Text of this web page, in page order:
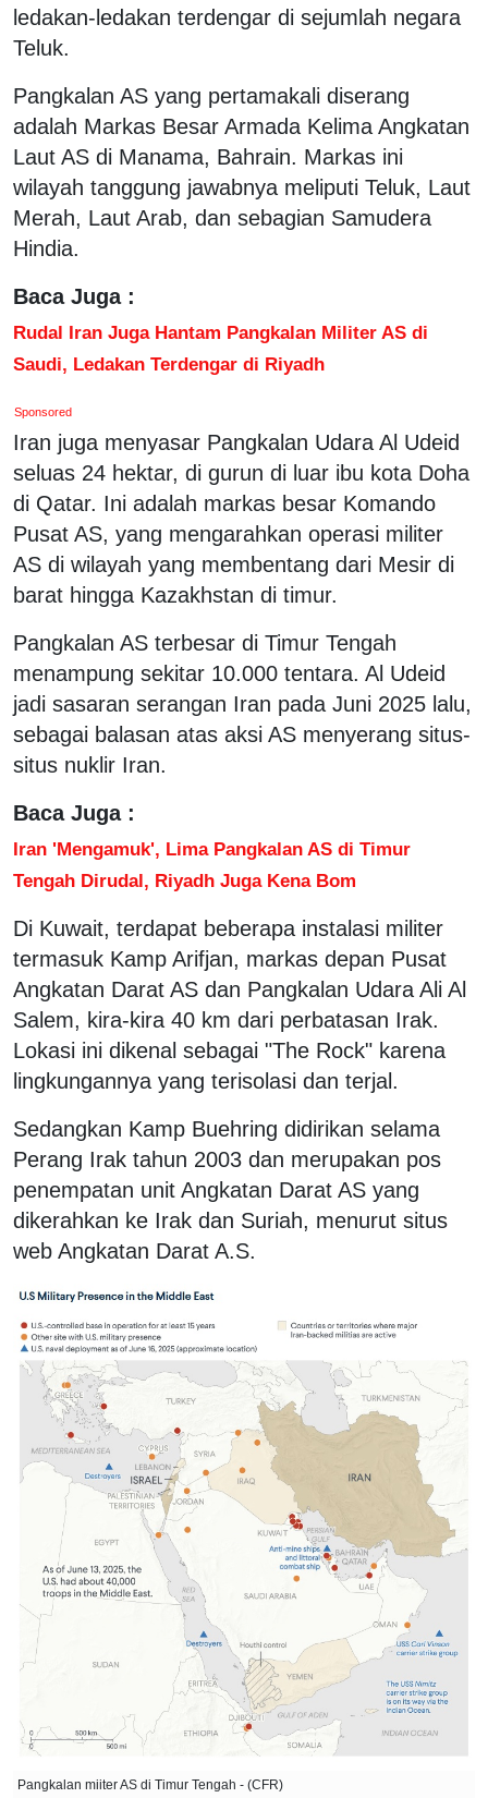
ledakan-ledakan terdengar di sejumlah negara
Teluk.
Pangkalan AS yang pertamakali diserang
adalah Markas Besar Armada Kelima Angkatan
Laut AS di Manama, Bahrain. Markas ini
wilayah tanggung jawabnya meliputi Teluk, Laut
Merah, Laut Arab, dan sebagian Samudera
Hindia.
Baca Juga :
Rudal Iran Juga Hantam Pangkalan Militer AS di
Saudi, Ledakan Terdengar di Riyadh
Sponsored
Iran juga menyasar Pangkalan Udara Al Udeid
seluas 24 hektar, di gurun di luar ibu kota Doha
di Qatar. Ini adalah markas besar Komando
Pusat AS, yang mengarahkan operasi militer
AS di wilayah yang membentang dari Mesir di
barat hingga Kazakhstan di timur.
Pangkalan AS terbesar di Timur Tengah
menampung sekitar 10.000 tentara. Al Udeid
jadi sasaran serangan Iran pada Juni 2025 lalu,
sebagai balasan atas aksi AS menyerang situs-
situs nuklir Iran.
Baca Juga :
Iran 'Mengamuk', Lima Pangkalan AS di Timur
Tengah Dirudal, Riyadh Juga Kena Bom
Di Kuwait, terdapat beberapa instalasi militer
termasuk Kamp Arifjan, markas depan Pusat
Angkatan Darat AS dan Pangkalan Udara Ali Al
Salem, kira-kira 40 km dari perbatasan Irak.
Lokasi ini dikenal sebagai "The Rock" karena
lingkungannya yang terisolasi dan terjal.
Sedangkan Kamp Buehring didirikan selama
Perang Irak tahun 2003 dan merupakan pos
penempatan unit Angkatan Darat AS yang
dikerahkan ke Irak dan Suriah, menurut situs
web Angkatan Darat A.S.
Pangkalan miiter AS di Timur Tengah - (CFR)